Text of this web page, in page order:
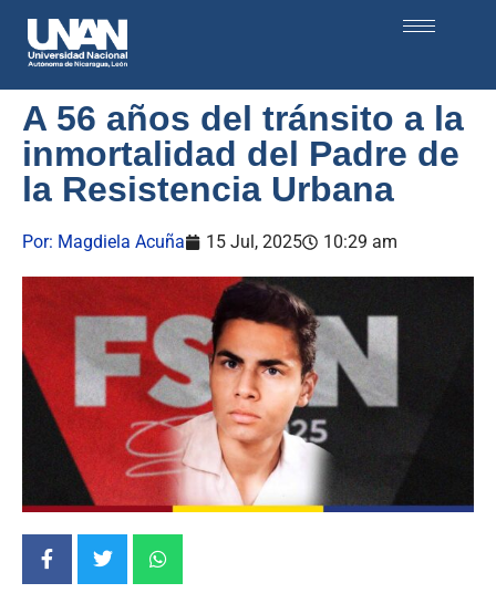
A 56 años del tránsito a la
inmortalidad del Padre de
la Resistencia Urbana
Por: Magdiela Acuña 15 Jul, 2025 10:29 am